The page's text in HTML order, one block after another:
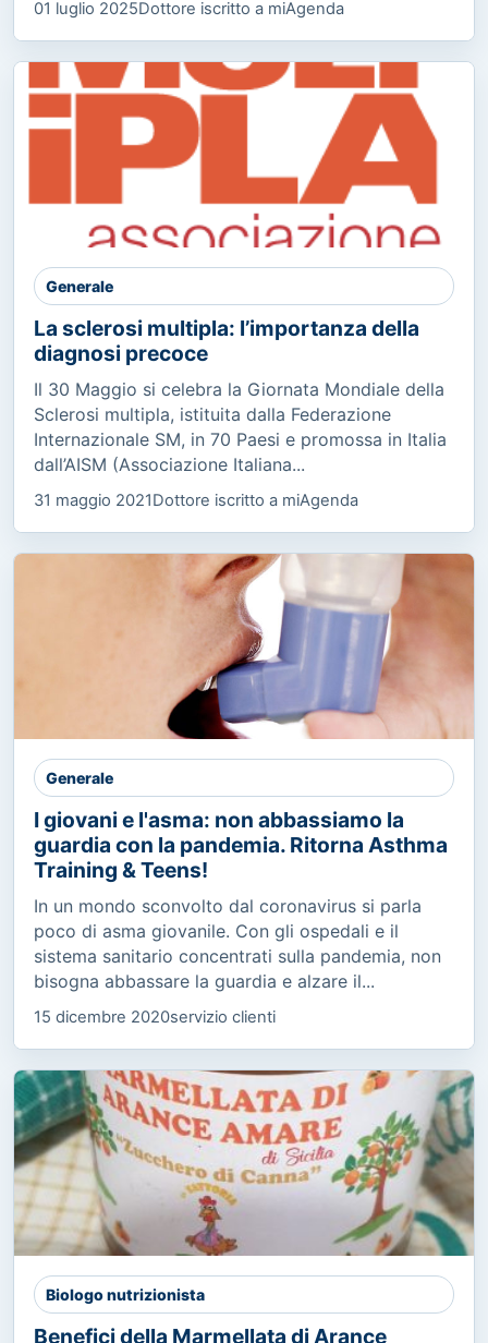
01 luglio 2025Dottore iscritto a miAgenda
Generale
La sclerosi multipla: l’importanza della
diagnosi precoce
Il 30 Maggio si celebra la Giornata Mondiale della
Sclerosi multipla, istituita dalla Federazione
Internazionale SM, in 70 Paesi e promossa in Italia
dall’AISM (Associazione Italiana...
31 maggio 2021Dottore iscritto a miAgenda
Generale
I giovani e l'asma: non abbassiamo la
guardia con la pandemia. Ritorna Asthma
Training & Teens!
In un mondo sconvolto dal coronavirus si parla
poco di asma giovanile. Con gli ospedali e il
sistema sanitario concentrati sulla pandemia, non
bisogna abbassare la guardia e alzare il...
15 dicembre 2020servizio clienti
Biologo nutrizionista
Benefici della Marmellata di Arance